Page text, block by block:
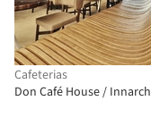
Cafeterias
Don Café House / Innarch